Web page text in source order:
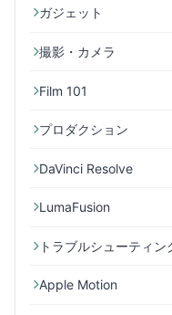
ガジェット
撮影・カメラ
Film 101
プロダクション
DaVinci Resolve
LumaFusion
トラブルシューティン
Apple Motion